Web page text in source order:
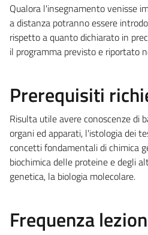
Qualora l'insegnamento venisse
a distanza potranno essere
rispetto a quanto dichiarato in
il programma previsto e riportato
Prerequisiti
Risulta utile avere conoscenze di
organi ed apparati, l'istologia dei
concetti fondamentali di chimica
biochimica delle proteine e degli
genetica, la biologia molecolare.
Frequenza